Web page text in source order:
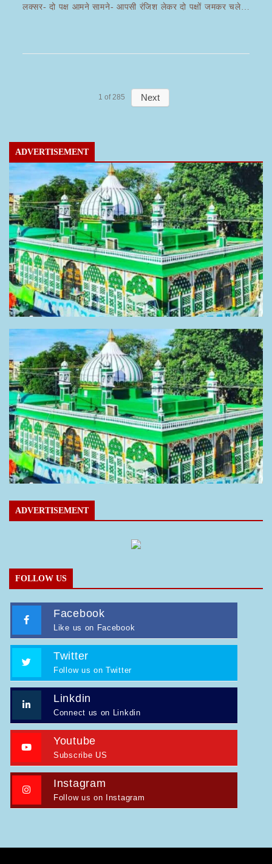
लक्सर- दो पक्ष आमने सामने- आपसी रंजिश लेकर दो पक्षों जमकर चले लाठी डंडे का वीडियो जमकर हो रहा वायरल
1 of 285 Next
ADVERTISEMENT
ADVERTISEMENT
FOLLOW US
Facebook
Like us on Facebook
Twitter
Follow us on Twitter
Linkdin
Connect us on Linkdin
Youtube
Subscribe US
Instagram
Follow us on Instagram